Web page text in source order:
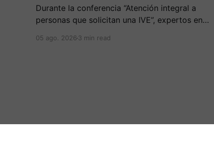
Durante la conferencia “Atención integral a
personas que solicitan una IVE”, expertos en
compartieron sus conocimientos sobre cómo
05 ago. 2026 3 min read